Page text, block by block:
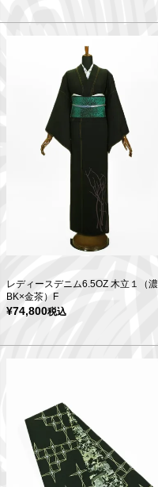
レディースデニム6.5OZ 木立１（濃
BK×金茶）F
¥74,800税込